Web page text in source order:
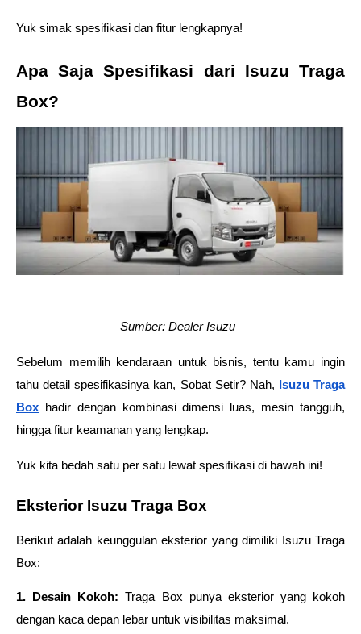
Yuk simak spesifikasi dan fitur lengkapnya!
Apa Saja Spesifikasi dari Isuzu Traga
Box?
Sumber: Dealer Isuzu
Sebelum memilih kendaraan untuk bisnis, tentu kamu ingin
tahu detail spesifikasinya kan, Sobat Setir? Nah,
Isuzu Traga
Box hadir dengan kombinasi dimensi luas, mesin tangguh,
hingga fitur keamanan yang lengkap.
Yuk kita bedah satu per satu lewat spesifikasi di bawah ini!
Eksterior Isuzu Traga Box
Berikut adalah keunggulan eksterior yang dimiliki Isuzu Traga
Box:
1. Desain Kokoh: Traga Box punya eksterior yang kokoh
dengan kaca depan lebar untuk visibilitas maksimal.